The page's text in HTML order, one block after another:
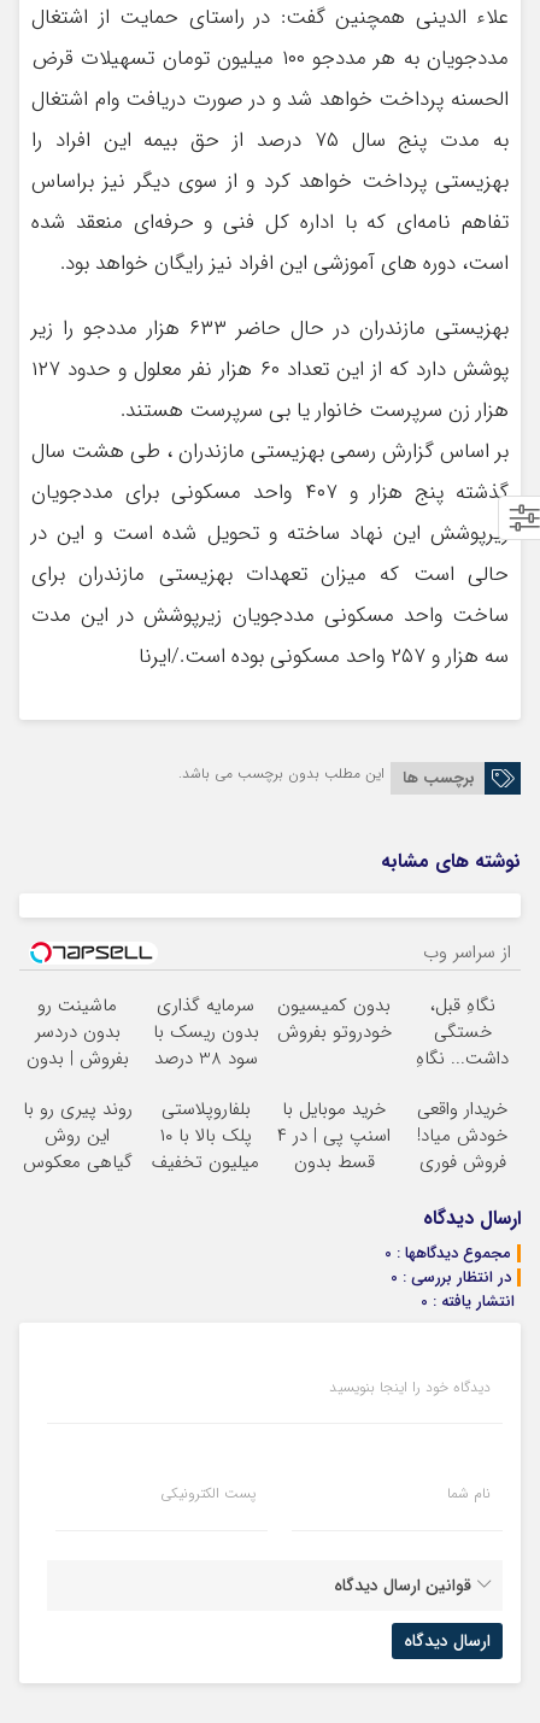
علاء الدینی همچنین گفت: در راستای حمایت از اشتغال
مددجویان به هر مددجو ۱۰۰ میلیون تومان تسهیلات قرض
الحسنه پرداخت خواهد شد و در صورت دریافت وام اشتغال
به مدت پنج سال ۷۵ درصد از حق بیمه این افراد را
بهزیستی پرداخت خواهد کرد و از سوی دیگر نیز براساس
تفاهم نامه‌ای که با اداره کل فنی و حرفه‌ای منعقد شده
است، دوره های آموزشی این افراد نیز رایگان خواهد بود.
بهزیستی مازندران در حال حاضر ۶۳۳ هزار مددجو را زیر
پوشش دارد که از این تعداد ۶۰ هزار نفر معلول و حدود ۱۲۷
هزار زن سرپرست خانوار یا بی سرپرست هستند.
بر اساس گزارش رسمی بهزیستی مازندران ، طی هشت سال
گذشته پنج هزار و ۴۰۷ واحد مسکونی برای مددجویان
زیرپوشش این نهاد ساخته و تحویل شده است و این در
حالی است که میزان تعهدات بهزیستی مازندران برای
ساخت واحد مسکونی مددجویان زیرپوشش در این مدت
سه هزار و ۲۵۷ واحد مسکونی بوده است./ایرنا
برچسب ها این مطلب بدون برچسب می باشد.
نوشته های مشابه
از سراسر وب
نگاهِ قبل،
خستگی
داشت... نگاهِ
بلفا با 25%
تخفیف
بدون کمیسیون
خودروتو بفروش
سرمایه گذاری
بدون ریسک با
سود 38 درصد
ماشینت رو
بدون دردسر
بفروش | بدون
خریدار واقعی
خودش میاد!
فروش فوری
مکانیک
خرید موبایل با
اسنپ پی | در ۴
قسط بدون
بلفاروپلاستی
پلک بالا با ۱۰
میلیون تخفیف
روند پیری رو با
این روش
گیاهی معکوس
ارسال دیدگاه
مجموع دیدگاهها : 0
در انتظار بررسی : 0
انتشار یافته : 0
دیدگاه خود را اینجا بنویسید
نام شما پست الکترونیکی
قوانین ارسال دیدگاه